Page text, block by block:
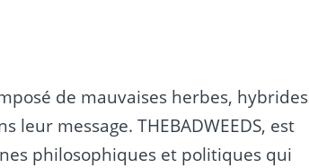
de mauvaises herbes, hybrides
message. THEBADWEEDS, est
philosophiques et politiques qui